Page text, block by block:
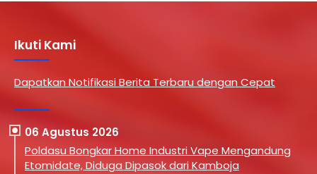
Ikuti Kami
Dapatkan Notifikasi Berita Terbaru dengan Cepat
06 Agustus 2026
Poldasu Bongkar Home Industri Vape Mengandung
Etomidate, Diduga Dipasok dari Kamboja